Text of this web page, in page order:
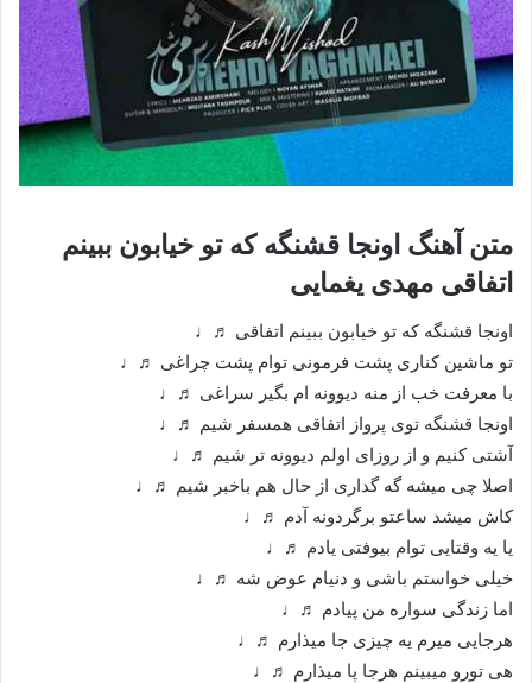
متن آهنگ اونجا قشنگه که تو خیابون ببینم
اتفاقی مهدی یغمایی
اونجا قشنگه که تو خیابون ببینم اتفاقی ♬♩
تو ماشین کناری پشت فرمونی توام پشت چراغی ♬♩
با معرفت خب از منه دیوونه ام بگیر سراغی ♬♩
اونجا قشنگه توی پرواز اتفاقی همسفر شیم ♬♩
آشتی کنیم و از روزای اولم دیوونه تر شیم ♬♩
اصلا چی میشه گه گداری از حال هم باخبر شیم ♬♩
کاش میشد ساعتو برگردونه آدم ♬♩
یا یه وقتایی توام بیوفتی یادم ♬♩
خیلی خواستم باشی و دنیام عوض شه ♬♩
اما زندگی سواره من پیادم ♬♩
هرجایی میرم یه چیزی جا میذارم ♬♩
هی تورو میبینم هرجا پا میذارم ♬♩